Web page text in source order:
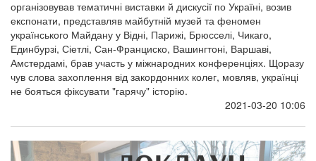
організовував тематичні виставки й дискусії по Україні, возив
експонати, представляв майбутній музей та феномен
українського Майдану у Відні, Парижі, Брюсселі, Чикаго,
Единбурзі, Сіетлі, Сан-Франциско, Вашингтоні, Варшаві,
Амстердамі, брав участь у міжнародних конференціях. Щоразу
чув слова захоплення від закордонних колег, мовляв, українці
не бояться фіксувати "гарячу" історію.
2021-03-20 10:06